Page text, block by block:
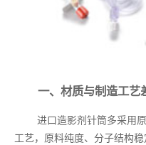
一、材质与制造工艺
进口造影剂针筒多采用
工艺，原料纯度、分子结构